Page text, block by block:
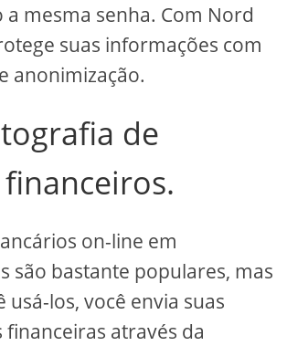
a mesma senha. Com Nord
suas informações com
anonimização.
de
on-line em
são bastante populares, mas
usá-los, você envia suas
através da